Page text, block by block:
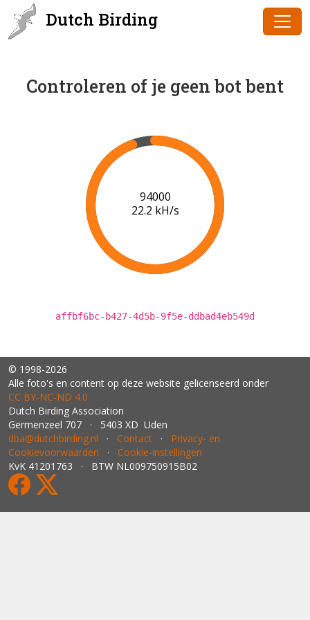
Dutch Birding
Controleren of je geen bot bent
96000
22.3 kH/s
affbf6bc-b427-4d5b-9f5e-ddbad4eb549d
© 1998-2026
Alle foto's en content op deze website gelicenseerd onder
CC BY‑NC‑ND 4.0
Dutch Birding Association
Germenzeel 707 · 5403 XD Uden
dba@dutchbirding.nl · Contact · Privacy- en
Cookievoorwaarden · Cookie-instellingen
KvK 41201763 · BTW NL009750915B02